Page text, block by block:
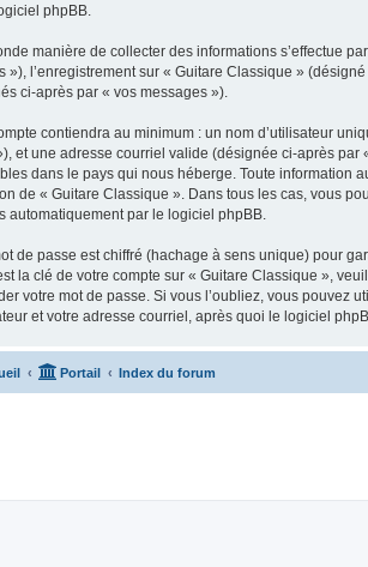
phpBB.
manière de collecter des informations s’effectue
»), l’enregistrement sur « Guitare Classique »
ci-après par « vos messages »).
contiendra au minimum : un nom d’utilisateur
et une adresse courriel valide (désignée ci-après
dans le pays qui nous héberge. Toute information
de « Guitare Classique ». Dans tous les cas, vous
automatiquement par le logiciel phpBB.
de passe est chiffré (hachage à sens unique) pour
la clé de votre compte sur « Guitare Classique »,
votre mot de passe. Si vous l’oubliez, vous pouvez
et votre adresse courriel, après quoi le logiciel
Portail Index du forum